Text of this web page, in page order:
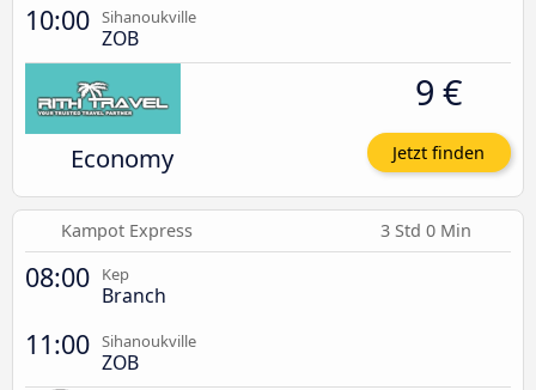
10:00 Sihanoukville
ZOB
Economy
9 €
Jetzt finden
Kampot Express 3 Std 0 Min
08:00 Kep
Branch
11:00 Sihanoukville
ZOB